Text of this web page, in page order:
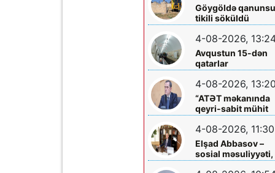
Göygöldə
tikili söküldü
4-08-2026,
Avqustun 15-dən
qatarlar
“Nizami”-“28 May”
arasında
işləməyəcək
4-08-2026, 13:20
“ATƏT məkanında
qeyri-sabit mühit
hökm sürür”
4-08-2026, 11:30
Elşad Abbasov –
sosial məsuliyyəti,
xeyriyyəçiliyi və